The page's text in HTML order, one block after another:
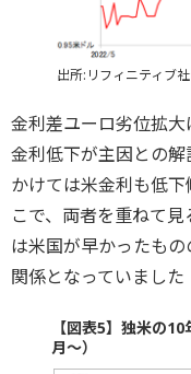
出所:リフィニティブ
金利差ユーロ劣位拡
金利低下が主因との
かけては米金利も低
こで、両者を重ねて
は米国が早かったも
関係となっていました
【図表5】独米の
月～）